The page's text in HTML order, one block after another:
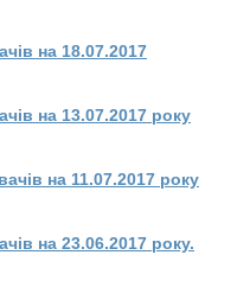
на 18.07.2017
на 13.07.2017 року
на 11.07.2017 року
на 23.06.2017 року.